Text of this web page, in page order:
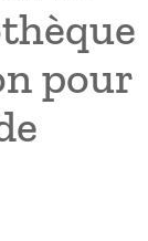
pour